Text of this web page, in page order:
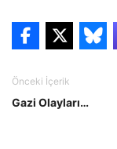
Önceki İçerik
Gazi Olayları…